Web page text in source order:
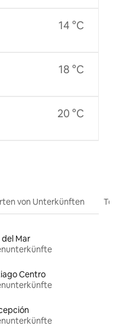
14 °C
18 °C
20 °C
von Unterkünften
del Mar
Centro